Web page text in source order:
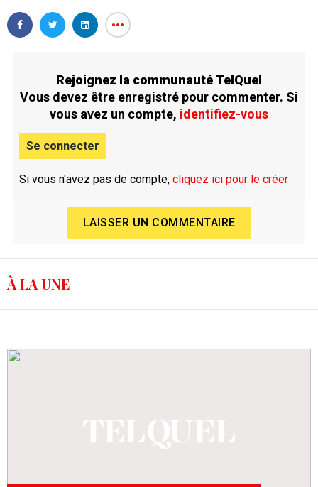
Rejoignez la communauté TelQuel
Vous devez être enregistré pour commenter. Si
vous avez un compte, identifiez-vous
Se connecter
Si vous n'avez pas de compte, cliquez ici pour le créer
LAISSER UN COMMENTAIRE
À LA UNE